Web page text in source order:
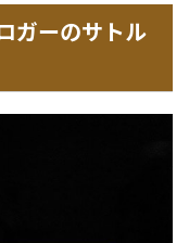
ガーのサトル